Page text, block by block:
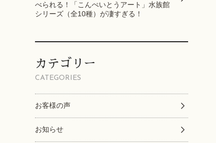
べられる！「こんぺいとうアート」水族館
シリーズ（全10種）が凄すぎる！
カテゴリー
CATEGORIES
お客様の声
お知らせ